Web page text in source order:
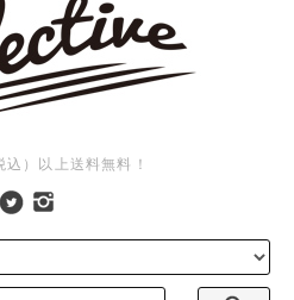
）以上送料無料！